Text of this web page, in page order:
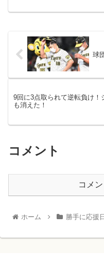
球
9回に3点取られて逆転負け！
も消えた！
コメント
コメ
ホーム 勝手に応援